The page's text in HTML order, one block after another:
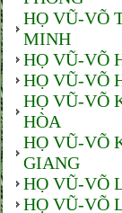
HỌ VŨ-VÕ
MINH
HỌ VŨ-VÕ
HỌ VŨ-VÕ
HỌ VŨ-VÕ
HÒA
HỌ VŨ-VÕ
GIANG
HỌ VŨ-VÕ
HỌ VŨ-VÕ